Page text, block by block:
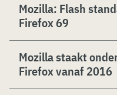
Mozilla: Flash
Firefox 69
Mozilla staakt
Firefox vanaf 2016